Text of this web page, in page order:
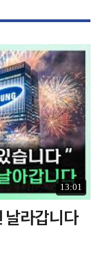
13:01
날라갑니다